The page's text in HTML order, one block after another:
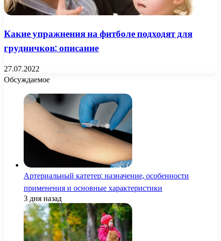
Какие упражнения на фитболе подходят для
грудничков: описание
27.07.2022
Обсуждаемое
Артериальный катетер: назначение, особенности
применения и основные характеристики
3 дня назад